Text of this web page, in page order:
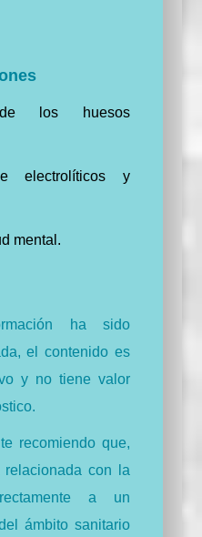
de los huesos
electrolíticos y
mental.
ha sido
el contenido es
y no tiene valor
recomiendo que,
con la
a un
ámbito sanitario